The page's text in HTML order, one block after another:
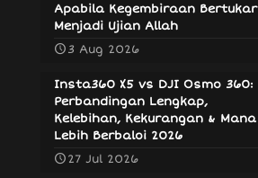
Apabila Kegembiraan Bertukar
Menjadi Ujian Allah
3 Aug 2026
Insta360 X5 vs DJI Osmo 360:
Perbandingan Lengkap,
Kelebihan, Kekurangan & Mana
Lebih Berbaloi 2026
27 Jul 2026